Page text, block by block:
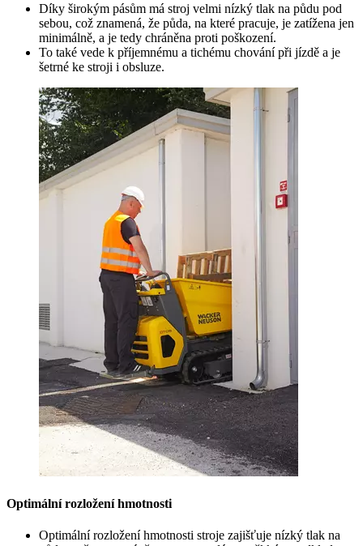
Díky širokým pásům má stroj velmi nízký tlak na půdu pod
sebou, což znamená, že půda, na které pracuje, je zatížena jen
minimálně, a je tedy chráněna proti poškození.
To také vede k příjemnému a tichému chování při jízdě a je
šetrné ke stroji i obsluze.
Optimální rozložení hmotnosti
Optimální rozložení hmotnosti stroje zajišťuje nízký tlak na